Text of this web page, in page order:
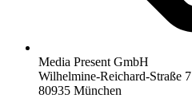
Media Present GmbH
Wilhelmine-Reichard-Straße 7
80935 München